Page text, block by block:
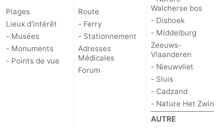
Plages
Lieux d'intérêt
- Musées
- Monuments
- Points de vue
Route
- Ferry
- Stationnement
Adresses
Médicales
Forum
Walcherse bos
- Dishoek
- Middelburg
Zeeuws-
Vlaanderen
- Nieuwvliet
- Sluis
- Cadzand
- Nature Het Zwin
AUTRE